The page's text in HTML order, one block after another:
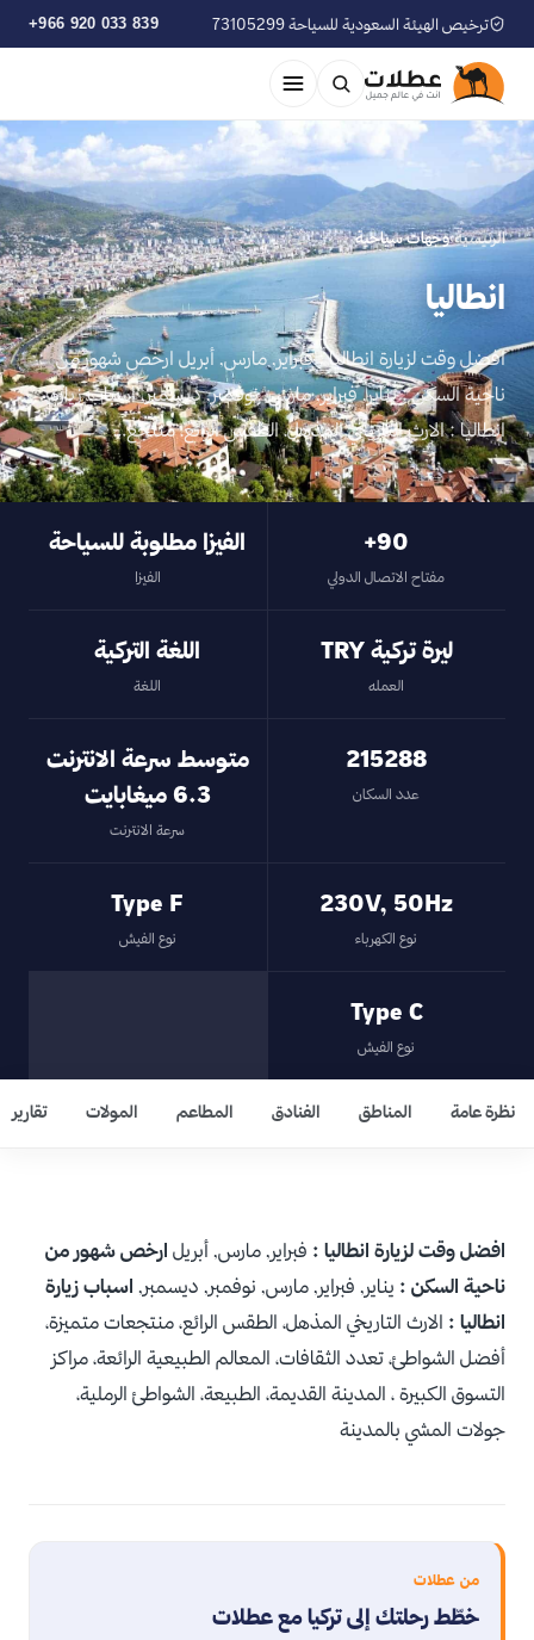
ترخيص الهيئة السعودية للسياحة 73105299 +966 920 033 839
الرئيسية›وجهات سياحية
انطاليا
افضل وقت لزيارة انطاليا : فبراير, مارس, أبريل ارخص شهور من
ناحية السكن : يناير, فبراير, مارس, نوفمبر, ديسمبر, اسباب زيارة
انطاليا : الارث التاريخي المذهل، الطقس الرائع، منتجع…
90+
مفتاح الاتصال الدولي
الفيزا مطلوبة للسياحة
الفيزا
ليرة تركية TRY
العمله
اللغة التركية
اللغة
215288
عدد السكان
متوسط سرعة الانترنت
6.3 ميغابايت
سرعة الانترنت
230V, 50Hz
نوع الكهرباء
Type F
نوع الفيش
Type C
نوع الفيش
نظرة عامة المناطق الفنادق المطاعم المولات تقارير
افضل وقت لزيارة انطاليا : فبراير, مارس, أبريل ارخص شهور من
ناحية السكن : يناير, فبراير, مارس, نوفمبر, ديسمبر, اسباب زيارة
انطاليا : الارث التاريخي المذهل، الطقس الرائع، منتجعات متميزة،
أفضل الشواطئ، تعدد الثقافات، المعالم الطبيعية الرائعة، مراكز
التسوق الكبيرة ، المدينة القديمة، الطبيعة، الشواطئ الرملية،
جولات المشي بالمدينة
من عطلات
خطّط رحلتك إلى تركيا مع عطلات